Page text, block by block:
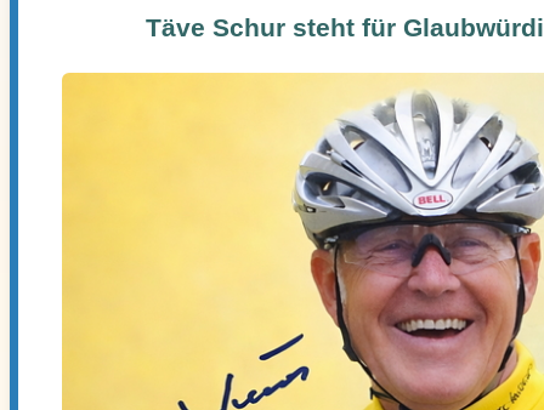
Täve Schur steht für